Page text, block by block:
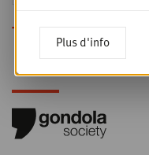
Toutes les formations
Plus d'info